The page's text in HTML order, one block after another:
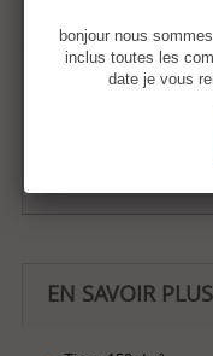
Ajouter au panier
Ajouter à ma
EN SAVOIR PLUS
bonjour nous
inclus toutes les
date je vous